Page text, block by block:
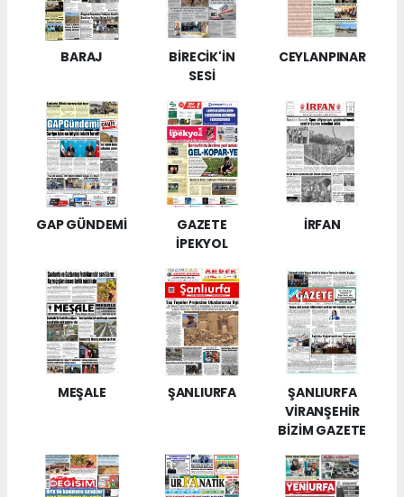
BARAJ
BİRECİK'İN
SESİ
CEYLANPINAR
GAP GÜNDEMİ
GAZETE
İPEKYOL
İRFAN
MEŞALE ŞANLIURFA
ŞANLIURFA
VİRANŞEHİR
BİZİM GAZETE